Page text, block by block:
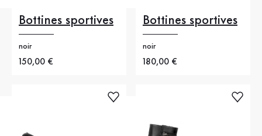
Bottines sportives
noir
Nouveau prix
150,00 €
Bottines sportives
noir
Nouveau prix
180,00 €